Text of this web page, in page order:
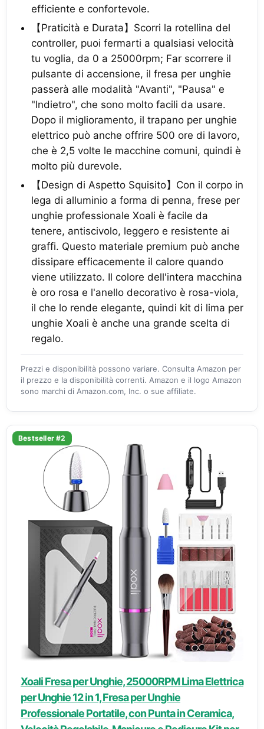
efficiente e confortevole.
【Praticità e Durata】Scorri la rotellina del
controller, puoi fermarti a qualsiasi velocità
tu voglia, da 0 a 25000rpm; Far scorrere il
pulsante di accensione, il fresa per unghie
passerà alle modalità "Avanti", "Pausa" e
"Indietro", che sono molto facili da usare.
Dopo il miglioramento, il trapano per unghie
elettrico può anche offrire 500 ore di lavoro,
che è 2,5 volte le macchine comuni, quindi è
molto più durevole.
【Design di Aspetto Squisito】Con il corpo in
lega di alluminio a forma di penna, frese per
unghie professionale Xoali è facile da
tenere, antiscivolo, leggero e resistente ai
graffi. Questo materiale premium può anche
dissipare efficacemente il calore quando
viene utilizzato. Il colore dell'intera macchina
è oro rosa e l'anello decorativo è rosa-viola,
il che lo rende elegante, quindi kit di lima per
unghie Xoali è anche una grande scelta di
regalo.
Prezzi e disponibilità possono variare. Consulta Amazon per
il prezzo e la disponibilità correnti. Amazon e il logo Amazon
sono marchi di Amazon.com, Inc. o sue affiliate.
Bestseller #2
Xoali Fresa per Unghie, 25000RPM Lima Elettrica
per Unghie 12 in 1, Fresa per Unghie
Professionale Portatile, con Punta in Ceramica,